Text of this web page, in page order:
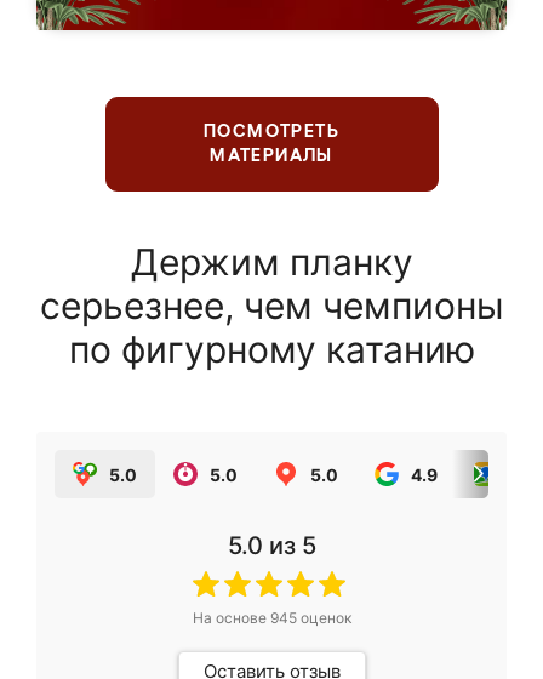
ПОСМОТРЕТЬ
МАТЕРИАЛЫ
Держим планку
серьезнее, чем чемпионы
по фигурному катанию
5.0 5.0 5.0 4.9
5.0 из 5
На основе 945оценок
Оставить отзыв